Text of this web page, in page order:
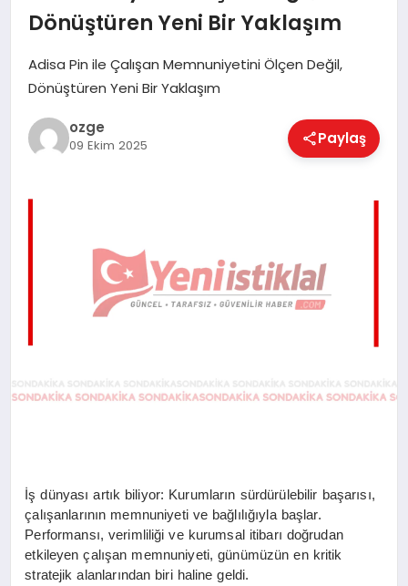
EĞITIM
EKONOMI
Dönüştüren Yeni Bir Yaklaşım
Adisa Pin ile Çalışan Memnuniyetini Ölçen Değil,
Dönüştüren Yeni Bir Yaklaşım
ozge
09 Ekim 2025 Paylaş
İş dünyası artık biliyor: Kurumların sürdürülebilir başarısı,
çalışanlarının memnuniyeti ve bağlılığıyla başlar.
Performansı, verimliliği ve kurumsal itibarı doğrudan
etkileyen çalışan memnuniyeti, günümüzün en kritik
stratejik alanlarından biri haline geldi.